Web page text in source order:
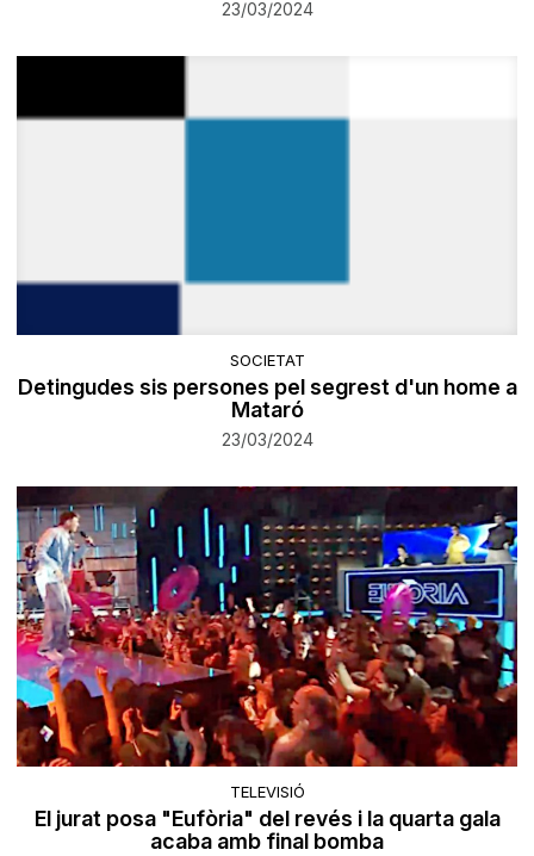
23/03/2024
SOCIETAT
Detingudes sis persones pel segrest d'un home a
Mataró
23/03/2024
TELEVISIÓ
El jurat posa "Eufòria" del revés i la quarta gala
acaba amb final bomba